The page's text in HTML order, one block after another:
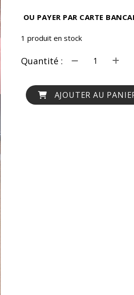
OU PAYER PAR CARTE
1 produit en stock
Quantité :
AJOUTER AU